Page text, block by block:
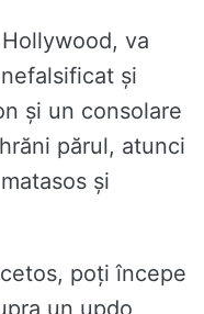
va
și
și un consolare
părul, atunci
și
poți începe